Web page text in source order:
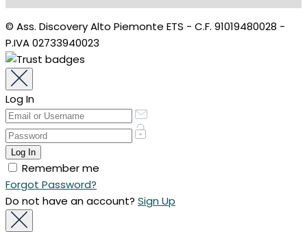
© Ass. Discovery Alto Piemonte ETS - C.F. 91019480028 -
P.IVA 02733940023
Log In
Remember me
Forgot Password?
Do not have an account? Sign Up